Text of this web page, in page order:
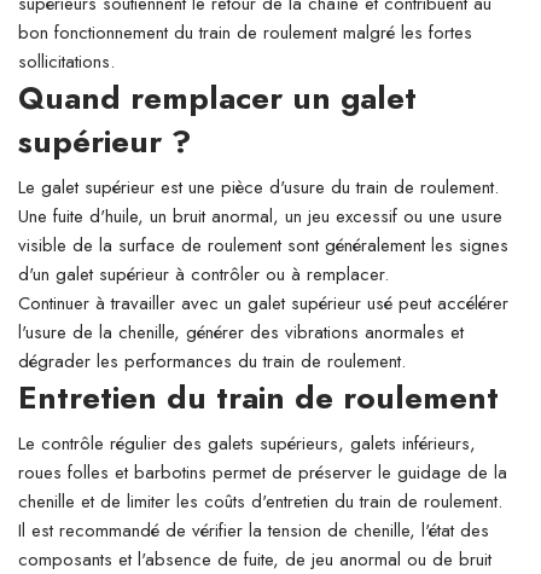
bon fonctionnement du train de roulement malgré les fortes
sollicitations.
Quand remplacer un galet
supérieur ?
Le galet supérieur est une pièce d'usure du train de roulement.
Une fuite d'huile, un bruit anormal, un jeu excessif ou une usure
visible de la surface de roulement sont généralement les signes
d'un galet supérieur à contrôler ou à remplacer.
Continuer à travailler avec un galet supérieur usé peut accélérer
l'usure de la chenille, générer des vibrations anormales et
dégrader les performances du train de roulement.
Entretien du train de roulement
Le contrôle régulier des galets supérieurs, galets inférieurs,
roues folles et barbotins permet de préserver le guidage de la
chenille et de limiter les coûts d'entretien du train de roulement.
Il est recommandé de vérifier la tension de chenille, l'état des
composants et l'absence de fuite, de jeu anormal ou de bruit